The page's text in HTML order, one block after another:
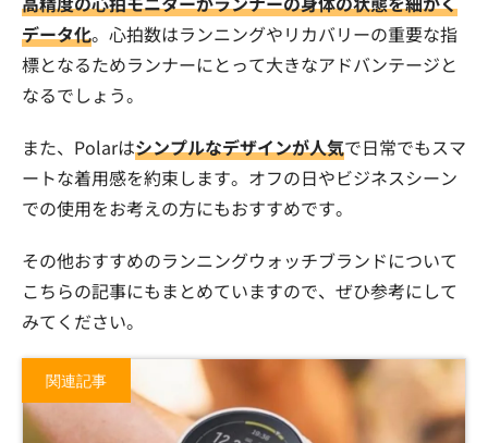
データ化。心拍数はランニングやリカバリーの重要な指
標となるためランナーにとって大きなアドバンテージと
なるでしょう。
また、Polarはシンプルなデザインが人気で日常でもスマ
ートな着用感を約束します。オフの日やビジネスシーン
での使用をお考えの方にもおすすめです。
その他おすすめのランニングウォッチブランドについて
こちらの記事にもまとめていますので、ぜひ参考にして
みてください。